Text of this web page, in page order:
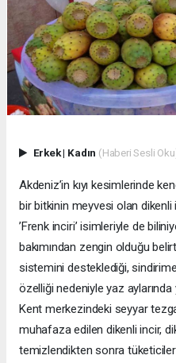
Erkek| Kadın (Haberi Sesli
Akdeniz’in kıyı kesimlerinde
bir bitkinin meyvesi olan dikenli
’Frenk inciri’ isimleriyle de
bakımından zengin olduğu
sistemini desteklediği,
özelliği nedeniyle yaz
Kent merkezindeki seyyar
muhafaza edilen dikenli incir,
temizlendikten sonra